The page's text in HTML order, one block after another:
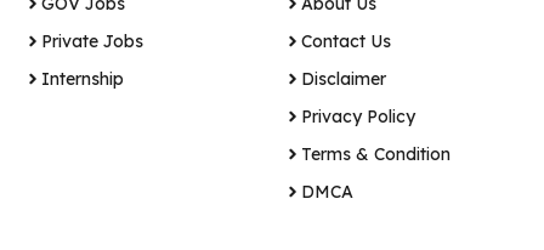
Private Jobs
Internship
Contact Us
Disclaimer
Privacy Policy
Terms & Condition
DMCA